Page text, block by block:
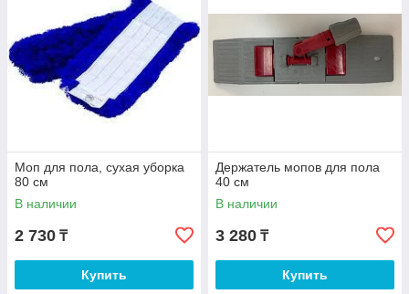
Моп для пола, сухая уборка
80 см
В наличии
2 730 ₸
Купить
Держатель мопов для пола
40 см
В наличии
3 280 ₸
Купить